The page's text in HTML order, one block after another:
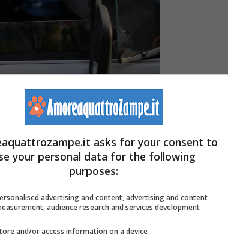
importanti da conoscere prima di potersi
infatti, è ilbenessere psicofisicoe la
mezzo di trasporto.
asks for your consent to
your personal data for the following
purposes:
advertising and content, advertising and content
audience research and services development
and/or access information on a device